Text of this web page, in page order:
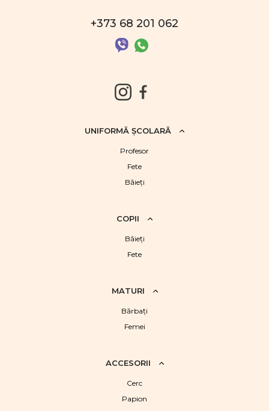
+373 68 201 062
UNIFORMĂ ŞCOLARĂ
Profesor
Fete
Băieţi
COPII
Băieţi
Fete
MATURI
Bărbaţi
Femei
ACCESORII
Cerc
Papion